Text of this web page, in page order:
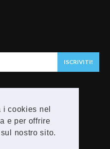
cookies nel
e per offrire
nostro sito.
ISCRIVITI!